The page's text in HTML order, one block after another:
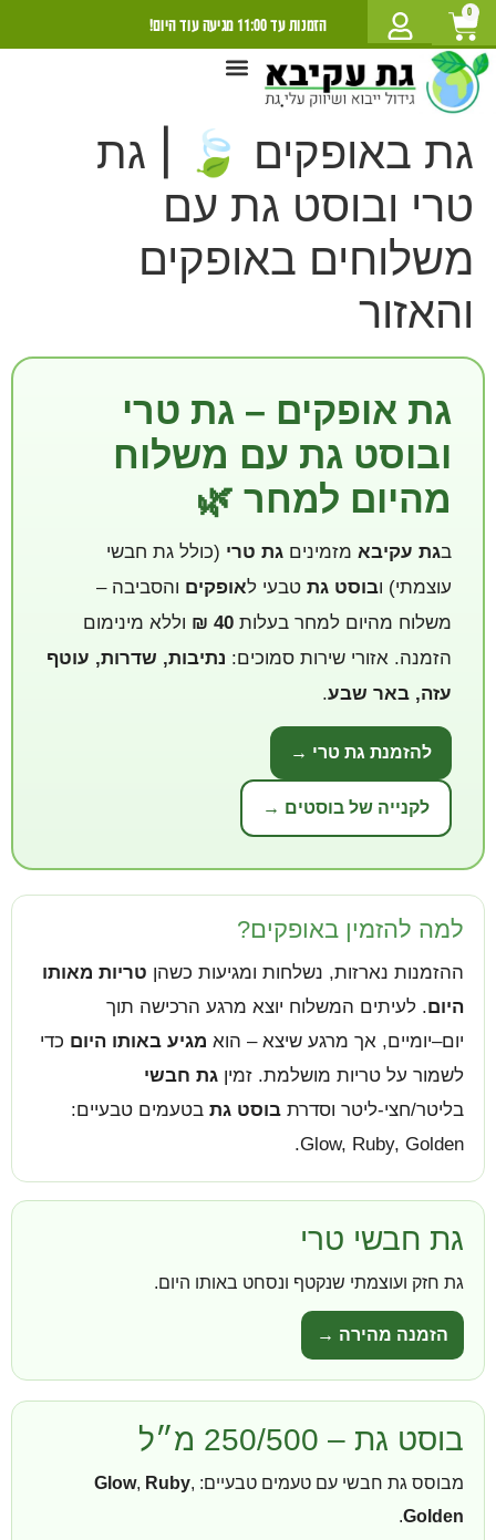
לתוכן
0
הזמנות עד 11:00 מגיעה עוד היום!
גת באופקים 🍃 | גת
טרי ובוסט גת עם
משלוחים באופקים
והאזור
גת אופקים – גת טרי
ובוסט גת עם משלוח
מהיום למחר 🌿
בגת עקיבא מזמינים גת טרי (כולל גת חבשי
עוצמתי) ובוסט גת טבעי לאופקים והסביבה –
משלוח מהיום למחר בעלות 40 ₪
וללא מינימום
הזמנה. אזורי שירות סמוכים: נתיבות, שדרות, עוטף
עזה, באר שבע.
להזמנת גת טרי →
לקנייה של בוסטים →
למה להזמין באופקים?
ההזמנות נארזות, נשלחות ומגיעות כשהן טריות מאותו
היום. לעיתים המשלוח יוצא מרגע הרכישה תוך
יום–יומיים, אך מרגע שיצא – הוא מגיע באותו היום כדי
לשמור על טריות מושלמת. זמין גת חבשי
בליטר/חצי-ליטר וסדרת בוסט גת בטעמים טבעיים:
Glow, Ruby, Golden.
גת חבשי טרי
גת חזק ועוצמתי שנקטף ונסחט באותו היום.
הזמנה מהירה →
בוסט גת – 250/500 מ״ל
מבוסס גת חבשי עם טעמים טבעיים: Glow, Ruby,
Golden
.